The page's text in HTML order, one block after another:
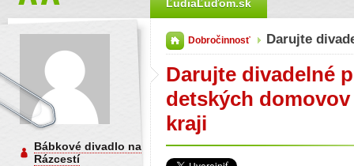
ĽudiaĽuďom.sk
Bábkové divadlo na
Rázcestí
Dobročinnosť Darujte
Darujte divadelné
detských
kraji